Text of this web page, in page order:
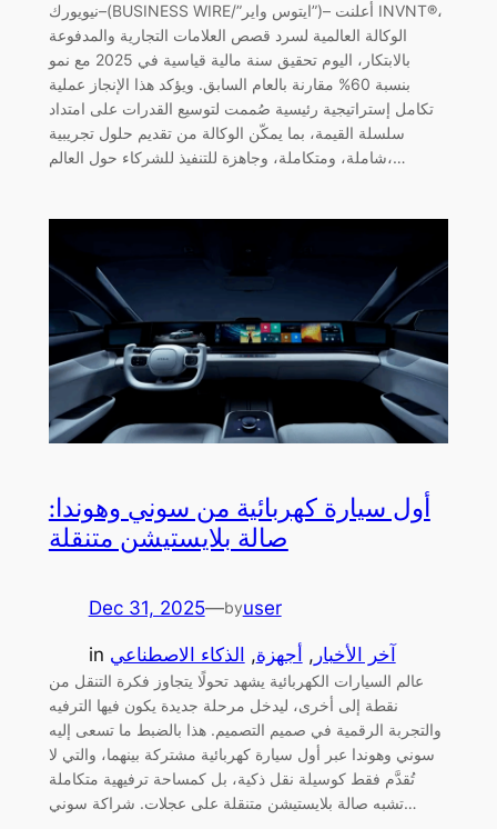
نيويورك–(BUSINESS WIRE/”ايتوس واير”)– أعلنت INVNT®،
الوكالة العالمية لسرد قصص العلامات التجارية والمدفوعة
بالابتكار، اليوم تحقيق سنة مالية قياسية في 2025 مع نمو
بنسبة 60% مقارنة بالعام السابق. ويؤكد هذا الإنجاز عملية
تكامل إستراتيجية رئيسية صُممت لتوسيع القدرات على امتداد
سلسلة القيمة، بما يمكّن الوكالة من تقديم حلول تجريبية
شاملة، ومتكاملة، وجاهزة للتنفيذ للشركاء حول العالم،…
أول سيارة كهربائية من سوني وهوندا:
صالة بلايستيشن متنقلة
Dec 31, 2025—byuser
in آخر الأخبار , أجهزة, الذكاء الاصطناعي
عالم السيارات الكهربائية يشهد تحولًا يتجاوز فكرة التنقل من
نقطة إلى أخرى، ليدخل مرحلة جديدة يكون فيها الترفيه
والتجربة الرقمية في صميم التصميم. هذا بالضبط ما تسعى إليه
سوني وهوندا عبر أول سيارة كهربائية مشتركة بينهما، والتي لا
تُقدَّم فقط كوسيلة نقل ذكية، بل كمساحة ترفيهية متكاملة
تشبه صالة بلايستيشن متنقلة على عجلات. شراكة سوني…